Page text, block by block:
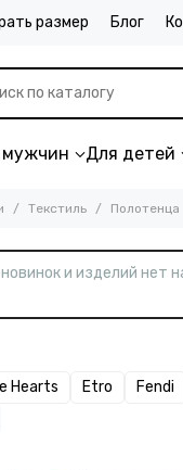
размер Блог
Для детей
Текстиль Полотенца
и изделий
Hearts Etro Fendi